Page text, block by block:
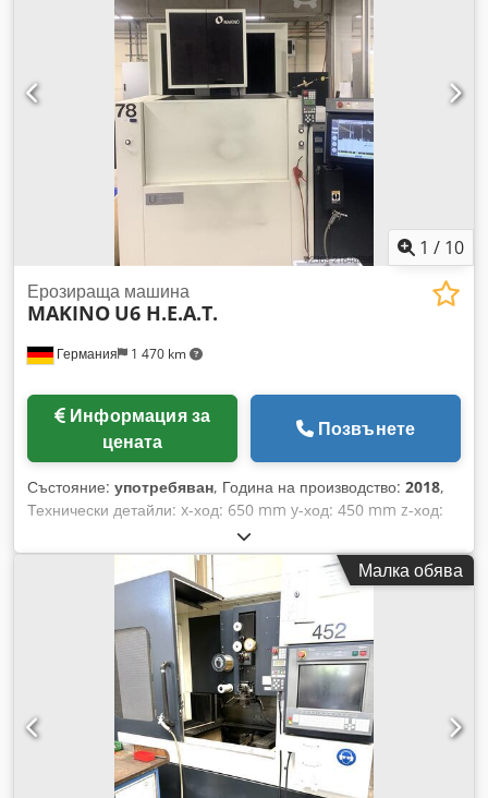
1 / 10
Германия 1 470 km
Ерозираща машина
MAKINO U6 H.E.A.T.
Информация за
цената
Позвънете
Състояние: употребяван, Година на производство: 2018,
Технически детайли: x-ход: 650 mm y-ход: 450 mm z-ход:
420 mm Управление: MAKINO Hyper i U-ос: ±75 mm V-ос:
±75 mm макс. размер на детайла (ДxШxВ): 1000 x 800 x 400
mm Тегло на детайла: макс. 1500 kg Размер на масата:
910 x 710 mm Тегло на машината ок.: 5 t Размери
(Дължина/Ширина/Височина): 3 x 3 x 2,3 m Оборудване:
Програмна памет 10 GB Ethernet I/P интерфейс 5-осна
водна нишкова ерозионна машина в отлично състояние.
Dedpoy I Ak Iofx Adtokr H.E.A.T. система за най-бързи
скорости на рязане.
Малка обява